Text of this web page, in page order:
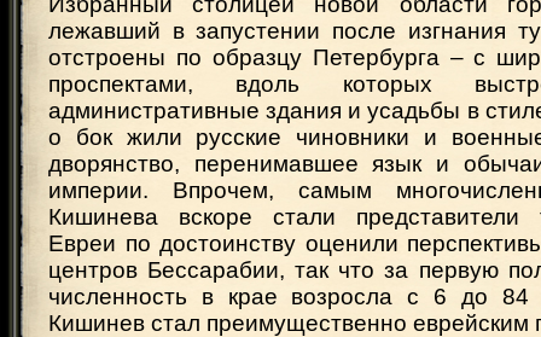
лежавший в запустении после изгнания
отстроены по образцу Петербурга – с
проспектами, вдоль которых
административные здания и усадьбы в
о бок жили русские чиновники и
дворянство, перенимавшее язык и
империи. Впрочем, самым
Кишинева вскоре стали представители
Евреи по достоинству оценили
центров Бессарабии, так что за первую
численность в крае возросла с 6 до 84
Кишинев стал преимущественно еврейским